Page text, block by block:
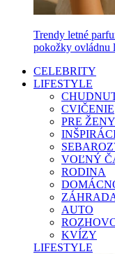
Trendy letné
pokožky ovládnu
CELEBRITY
LIFESTYLE
CVIČENIE
PRE ŽENY
VOĽNÝ
RODINA
AUTO
KVÍZY
LIFESTYLE